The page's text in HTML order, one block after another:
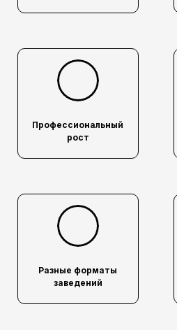
Профессиональный
рост
Разные форматы
заведений